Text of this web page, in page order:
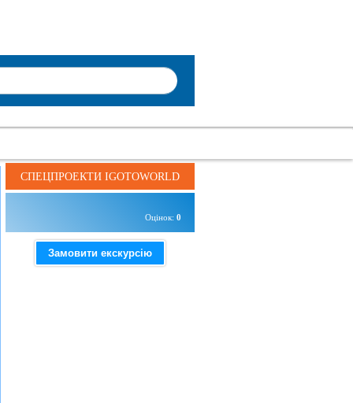
СПЕЦПРОЕКТИ IGOTOWORLD
Оцінок: 0
Замовити екскурсію